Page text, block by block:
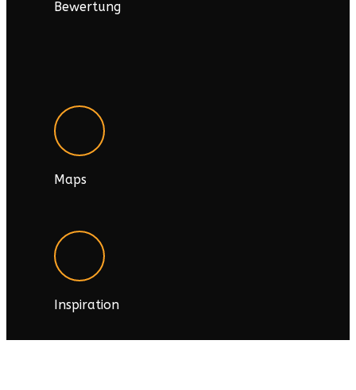
Bewertung
Maps
Inspiration